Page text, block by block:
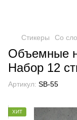
Стикеры Со
Объемные
Набор 12
Артикул: SB-55
ХИТ